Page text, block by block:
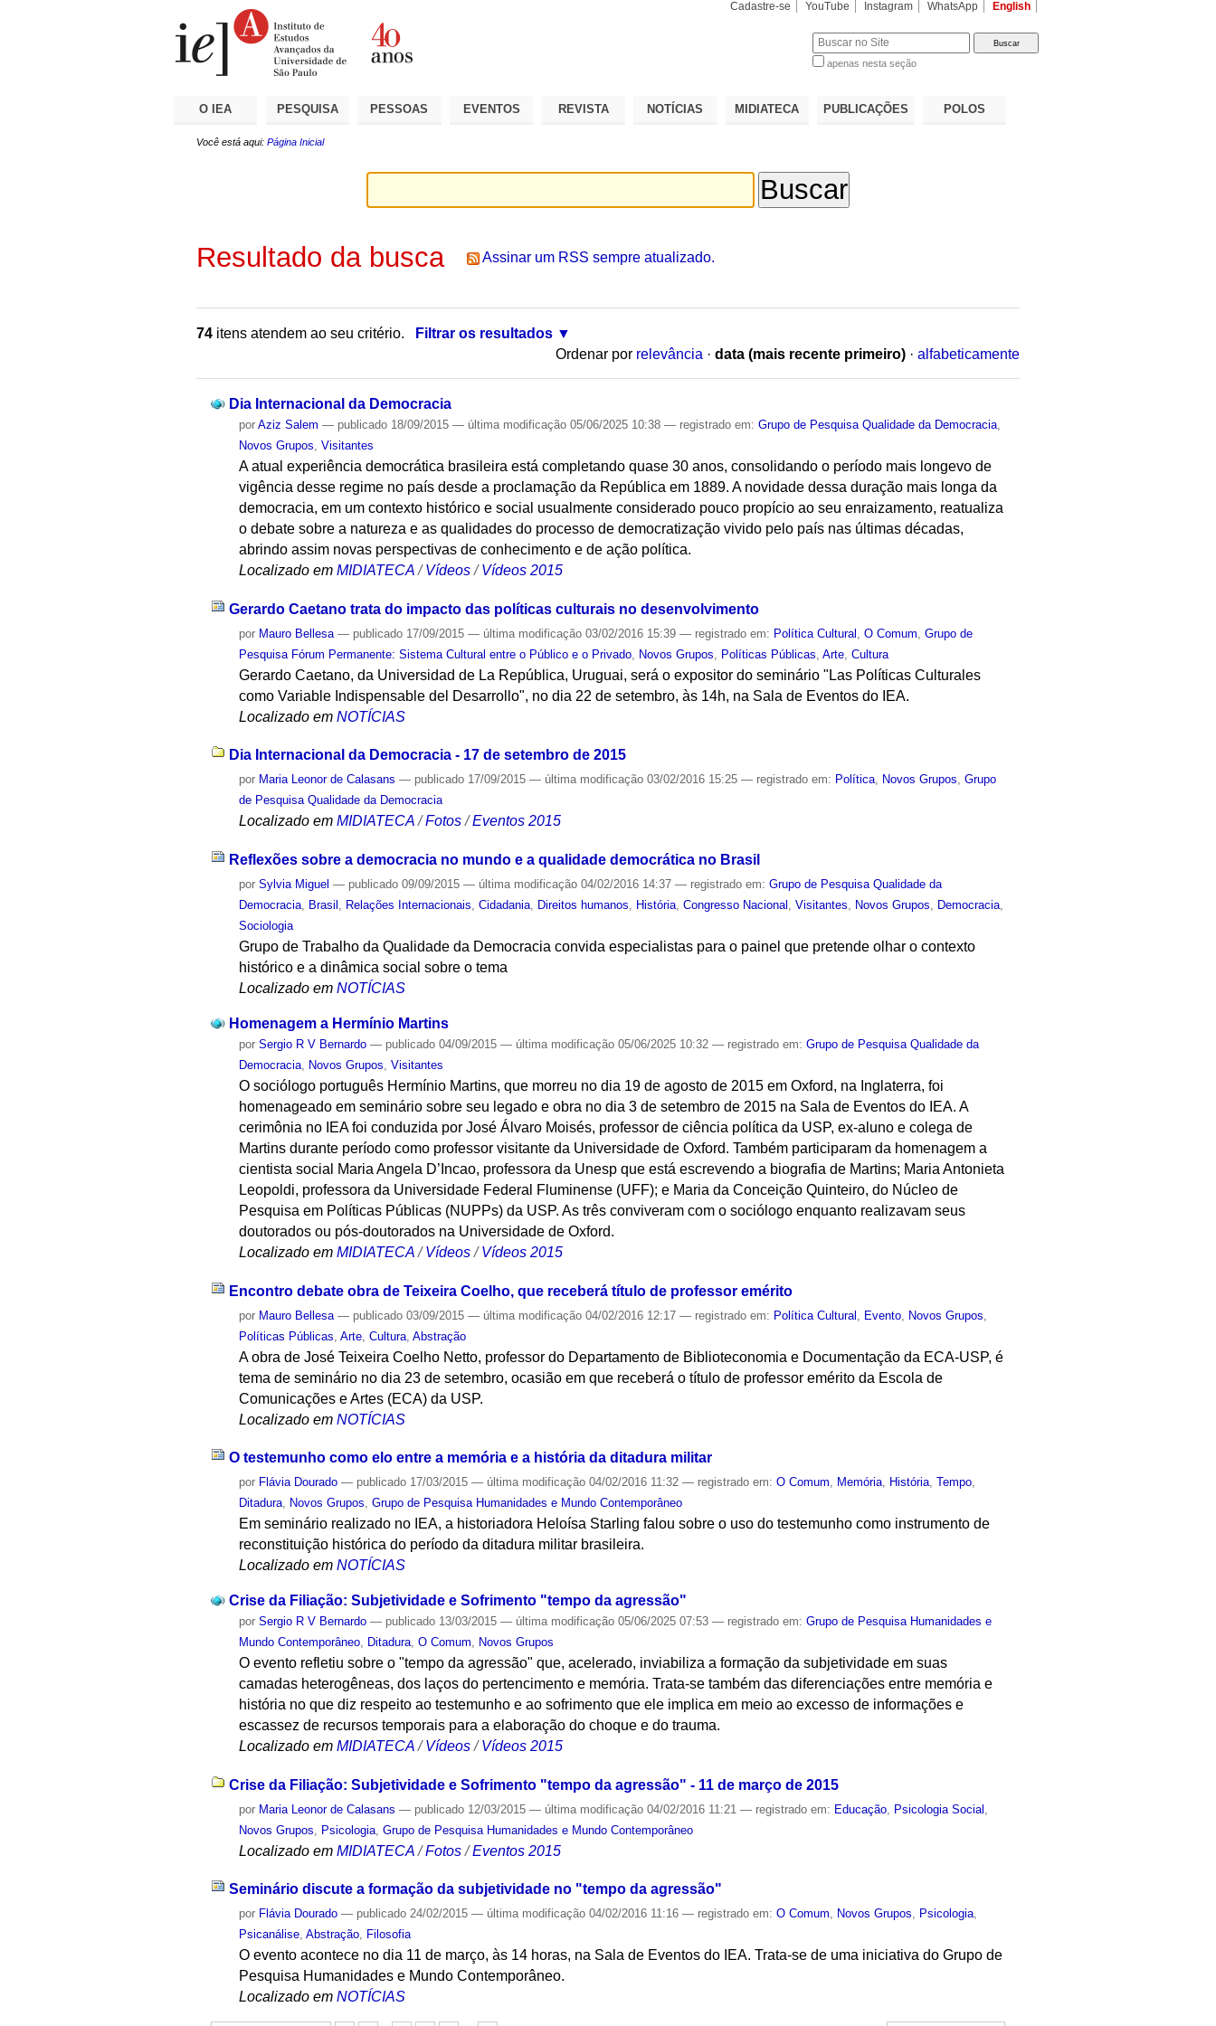
Cadastre-se YouTube Instagram WhatsApp English
apenas nesta seção
O IEA PESQUISA PESSOAS EVENTOS REVISTA NOTÍCIAS MIDIATECA PUBLICAÇÕES POLOS
Você está aqui: Página Inicial
Resultado da busca Assinar um RSS sempre atualizado.
74 itens atendem ao seu critério.
Filtrar os resultados
Ordenar por relevância · data (mais recente primeiro) · alfabeticamente
Dia Internacional da Democracia
porAziz Salem — publicado 18/09/2015— última modificação 05/06/2025 10:38— registrado em:Grupo de Pesquisa Qualidade da Democracia
Novos Grupos ,Visitantes
A atual experiência democrática brasileira está completando quase 30 anos, consolidando o período mais longevo de
vigência desse regime no país desde a proclamação da República em 1889. A novidade dessa duração mais longa da
democracia, em um contexto histórico e social usualmente considerado pouco propício ao seu enraizamento, reatualiza
o debate sobre a natureza e as qualidades do processo de democratização vivido pelo país nas últimas décadas,
abrindo assim novas perspectivas de conhecimento e de ação política.
Localizado em MIDIATECA /Vídeos /Vídeos 2015
Gerardo Caetano trata do impacto das políticas culturais no desenvolvimento
por Mauro Bellesa — publicado 17/09/2015— última modificação 03/02/2016 15:39— registrado em: Política Cultural ,O Comum ,Grupo de
Pesquisa Fórum Permanente: Sistema Cultural entre o Público e o Privado Novos Grupos Políticas Públicas ,Arte ,Cultura
Gerardo Caetano, da Universidad de La República, Uruguai, será o expositor do seminário "Las Políticas Culturales
como Variable Indispensable del Desarrollo", no dia 22 de setembro, às 14h, na Sala de Eventos do IEA.
Localizado em NOTÍCIAS
Dia Internacional da Democracia - 17 de setembro de 2015
por Maria Leonor de Calasans — publicado 17/09/2015— última modificação 03/02/2016 15:25— registrado em: Política, Novos Grupos,Grupo
de Pesquisa Qualidade da Democracia
Localizado em MIDIATECA /Fotos /Eventos 2015
Reflexões sobre a democracia no mundo e a qualidade democrática no Brasil
porSylvia Miguel — publicado 09/09/2015— última modificação 04/02/2016 14:37— registrado em:Grupo de Pesquisa Qualidade da
Democracia, Brasil , Relações Internacionais,Cidadania, Direitos humanos, História,Congresso Nacional ,Visitantes, Novos Grupos, Democracia,
Sociologia
Grupo de Trabalho da Qualidade da Democracia convida especialistas para o painel que pretende olhar o contexto
histórico e a dinâmica social sobre o tema
Localizado em NOTÍCIAS
Homenagem a Hermínio Martins
porSergio R V Bernardo — publicado 04/09/2015— última modificação 05/06/2025 10:32— registrado em:Grupo de Pesquisa Qualidade da
Democracia
Novos Grupos ,Visitantes
O sociólogo português Hermínio Martins, que morreu no dia 19 de agosto de 2015 em Oxford, na Inglaterra, foi
homenageado em seminário sobre seu legado e obra no dia 3 de setembro de 2015 na Sala de Eventos do IEA. A
cerimônia no IEA foi conduzida por José Álvaro Moisés, professor de ciência política da USP, ex-aluno e colega de
Martins durante período como professor visitante da Universidade de Oxford. Também participaram da homenagem a
cientista social Maria Angela D’Incao, professora da Unesp que está escrevendo a biografia de Martins; Maria Antonieta
Leopoldi, professora da Universidade Federal Fluminense (UFF); e Maria da Conceição Quinteiro, do Núcleo de
Pesquisa em Políticas Públicas (NUPPs) da USP. As três conviveram com o sociólogo enquanto realizavam seus
doutorados ou pós-doutorados na Universidade de Oxford.
Localizado em MIDIATECA /Vídeos /Vídeos 2015
Encontro debate obra de Teixeira Coelho, que receberá título de professor emérito
por Mauro Bellesa — publicado 03/09/2015— última modificação 04/02/2016 12:17— registrado em: Política Cultural Evento Novos Grupos
Políticas Públicas ,Arte ,Cultura ,Abstração
A obra de José Teixeira Coelho Netto, professor do Departamento de Biblioteconomia e Documentação da ECA-USP, é
tema de seminário no dia 23 de setembro, ocasião em que receberá o título de professor emérito da Escola de
Comunicações e Artes (ECA) da USP.
Localizado em NOTÍCIAS
O testemunho como elo entre a memória e a história da ditadura militar
por Flávia Dourado — publicado 17/03/2015— última modificação 04/02/2016 11:32— registrado em:O Comum, Memória, História,Tempo,
Ditadura, Novos Grupos,Grupo de Pesquisa Humanidades e Mundo Contemporâneo
Em seminário realizado no IEA, a historiadora Heloísa Starling falou sobre o uso do testemunho como instrumento de
reconstituição histórica do período da ditadura militar brasileira.
Localizado em NOTÍCIAS
Crise da Filiação: Subjetividade e Sofrimento "tempo da agressão"
porSergio R V Bernardo — publicado 13/03/2015— última modificação 05/06/2025 07:53— registrado em:Grupo de Pesquisa Humanidades e
Mundo Contemporâneo
Ditadura ,O Comum Novos Grupos
O evento refletiu sobre o "tempo da agressão" que, acelerado, inviabiliza a formação da subjetividade em suas
camadas heterogêneas, dos laços do pertencimento e memória. Trata-se também das diferenciações entre memória e
história no que diz respeito ao testemunho e ao sofrimento que ele implica em meio ao excesso de informações e
escassez de recursos temporais para a elaboração do choque e do trauma.
Localizado em MIDIATECA /Vídeos /Vídeos 2015
Crise da Filiação: Subjetividade e Sofrimento "tempo da agressão" - 11 de março de 2015
por Maria Leonor de Calasans — publicado 12/03/2015— última modificação 04/02/2016 11:21— registrado em: Educação Psicologia Social
Novos Grupos
Psicologia ,Grupo de Pesquisa Humanidades e Mundo Contemporâneo
Localizado em MIDIATECA /Fotos /Eventos 2015
Seminário discute a formação da subjetividade no "tempo da agressão"
por Flávia Dourado — publicado 24/02/2015— última modificação 04/02/2016 11:16— registrado em:O Comum, Novos Grupos, Psicologia,
Psicanálise,Abstração, Filosofia
O evento acontece no dia 11 de março, às 14 horas, na Sala de Eventos do IEA. Trata-se de uma iniciativa do Grupo de
Pesquisa Humanidades e Mundo Contemporâneo.
Localizado em NOTÍCIAS